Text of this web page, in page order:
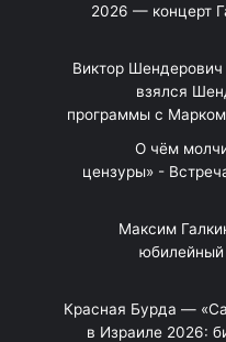
2026 — концерт
Виктор
взялся
программы с
«О чём
цензуры» -
Максим
юбилейный
Красная Бурда —
в Израиле 2026: